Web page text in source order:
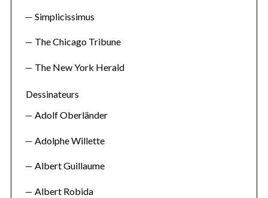
Simplicissimus
The Chicago Tribune
The New York Herald
Dessinateurs
Adolf Oberländer
Adolphe Willette
Albert Guillaume
Albert Robida